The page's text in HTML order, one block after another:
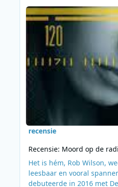
Lees meer over Recensie:
recensie
Recensie: Moord op de
Het is hém, Rob Wilson,
leesbaar en vooral
debuteerde in 2016 met